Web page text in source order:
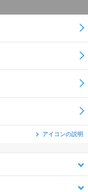
アイコンの説明